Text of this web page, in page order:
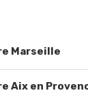
Marseille
Aix en